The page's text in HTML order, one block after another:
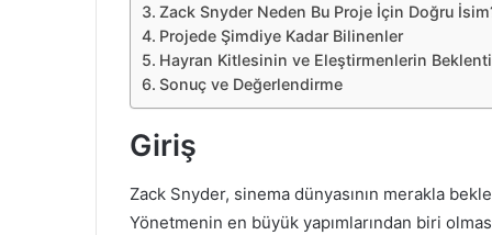
Zack Snyder Neden Bu Proje İçin Doğru
Projede Şimdiye Kadar Bilinenler
Hayran Kitlesinin ve Eleştirmenlerin
Sonuç ve Değerlendirme
Giriş
Zack Snyder, sinema dünyasının merakla
Yönetmenin en büyük yapımlarından biri